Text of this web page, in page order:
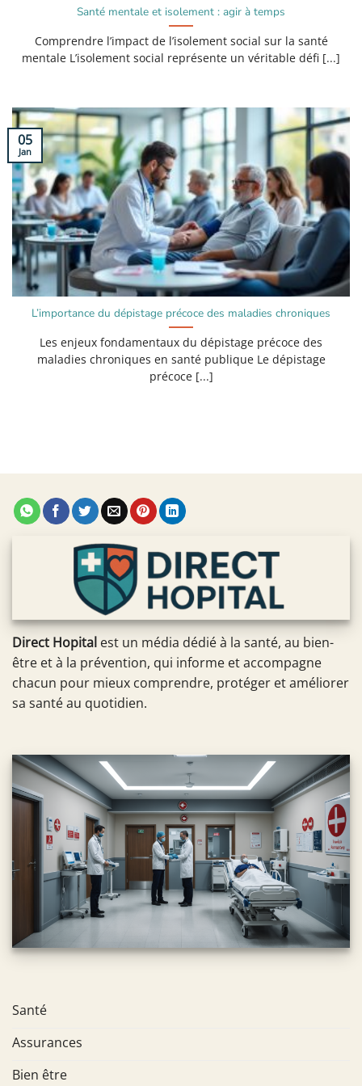
Santé mentale et isolement : agir à temps
Comprendre l’impact de l’isolement social sur la santé
mentale L’isolement social représente un véritable défi [...]
L’importance du dépistage précoce des maladies chroniques
Les enjeux fondamentaux du dépistage précoce des
maladies chroniques en santé publique Le dépistage
précoce [...]
05
Jan
Direct Hopital est un média dédié à la santé, au bien-
être et à la prévention, qui informe et accompagne
chacun pour mieux comprendre, protéger et améliorer
sa santé au quotidien.
Santé
Assurances
Bien être